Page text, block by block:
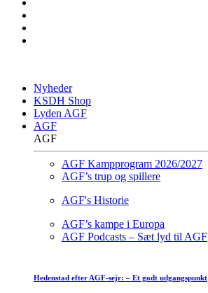
Nyheder
KSDH Shop
Lyden AGF
AGF
AGF
AGF Kampprogram 2026/2027
AGF’s trup og spillere
AGF's Historie
AGF’s kampe i Europa
AGF Podcasts – Sæt lyd til AGF
Hedenstad efter AGF-sejr: – Et godt udgangspunkt